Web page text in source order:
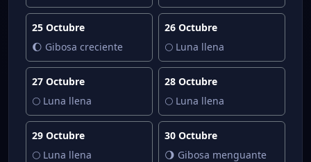
25 Octubre
🌔 Gibosa creciente
26 Octubre
🌕 Luna llena
27 Octubre
🌕 Luna llena
28 Octubre
🌕 Luna llena
29 Octubre
🌕 Luna llena
30 Octubre
🌖 Gibosa menguante